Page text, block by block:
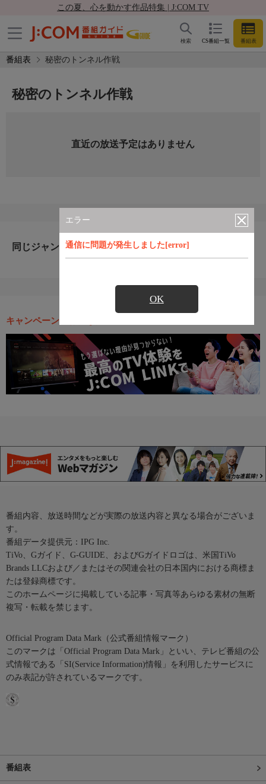
この夏、心を動かす作品特集 | J:COM TV
CS番組一覧 番組表
検索
番組表 秘密のトンネル作戦
エラー
通信に問題が発生しました[error]
OK
秘密のトンネル作戦
直近の放送予定はありません
同じジャンルのおすすめ番組
キャンペーン・お得な情報
番組内容、放送時間などが実際の放送内容と異なる場合がございま
す。
番組データ提供元：IPG Inc.
TiVo、Gガイド、G-GUIDE、およびGガイドロゴは、米国TiVo
Brands LLCおよび／またはその関連会社の日本国内における商標ま
たは登録商標です。
このホームページに掲載している記事・写真等あらゆる素材の無断
複写・転載を禁じます。
Official Program Data Mark（公式番組情報マーク）
このマークは「Official Program Data Mark」といい、テレビ番組の公
式情報である「SI(Service Information)情報」を利用したサービスに
のみ表記が許されているマークです。
番組表